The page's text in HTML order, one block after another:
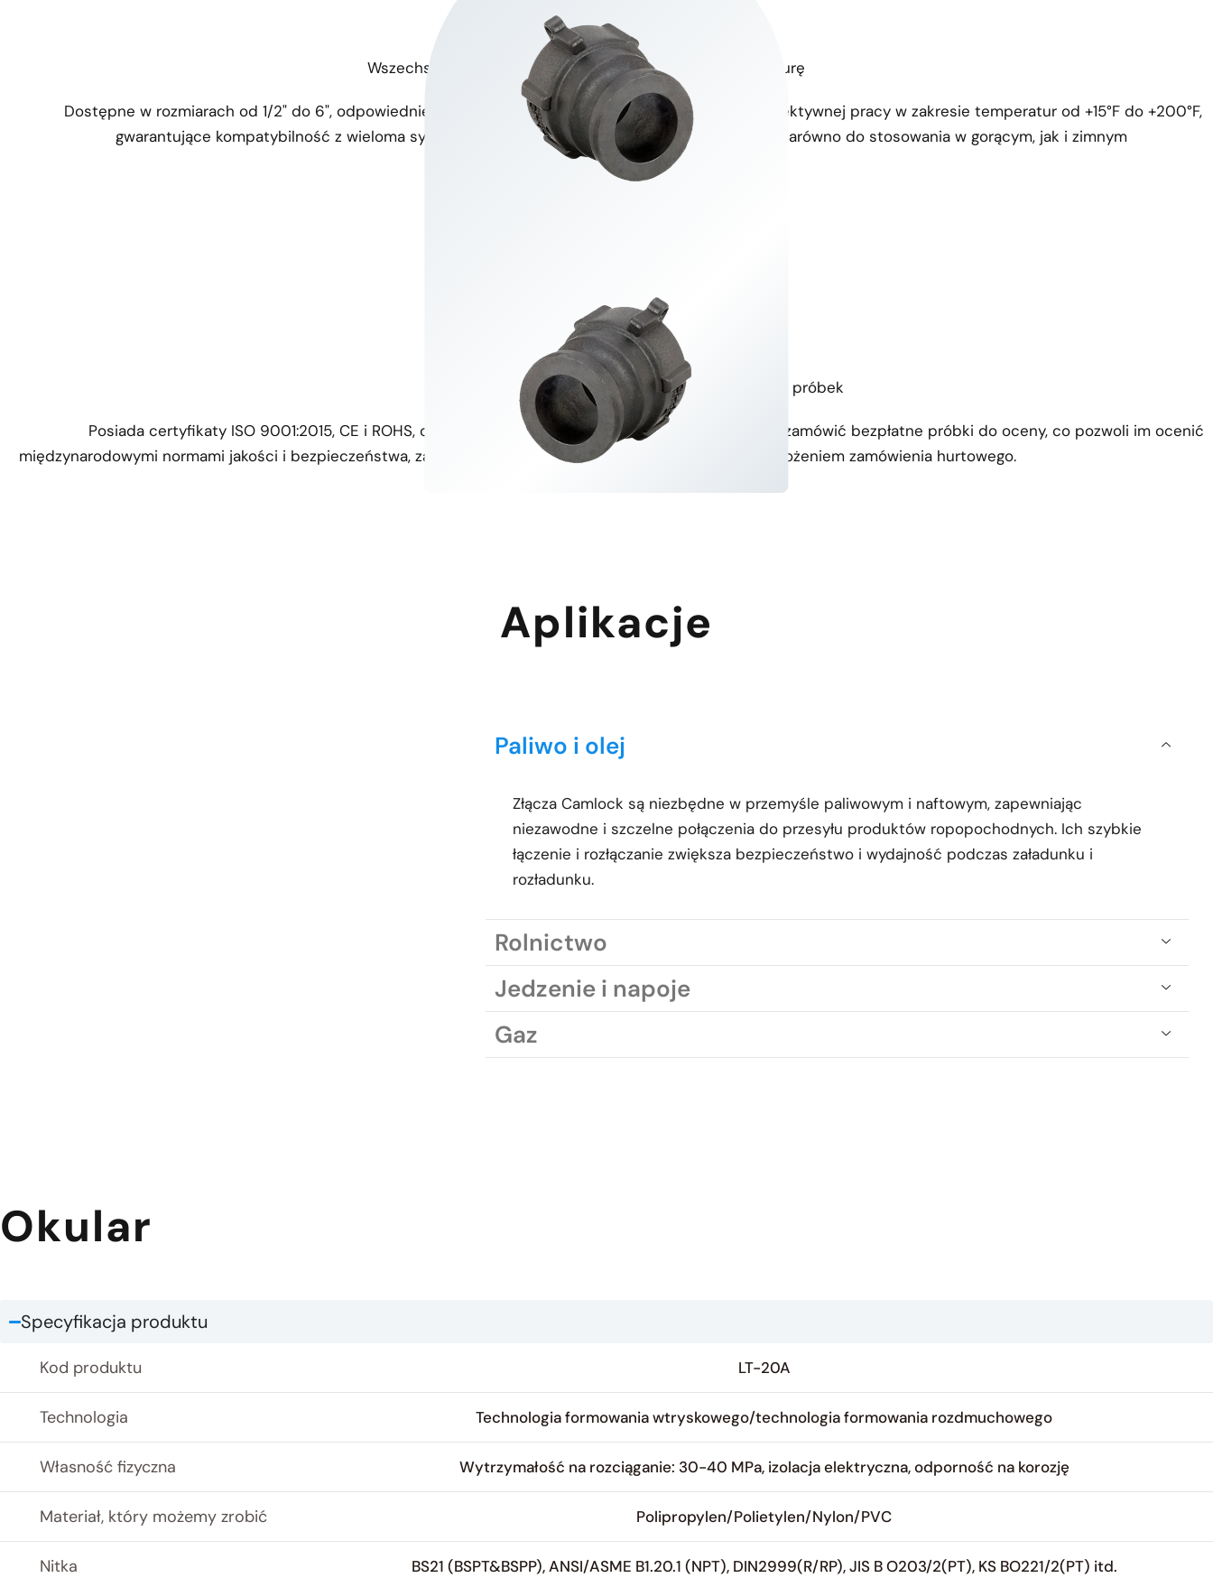
Wszechstronny zakres rozmiarów
Dostępne w rozmiarach od 1/2" do 6", odpowiednie do różnych zastosowań,
gwarantujące kompatybilność z wieloma systemami i konfiguracjami.
Odporność na temperaturę
Zaprojektowano je do efektywnej pracy w zakresie temperatur od +15°F do +200°F,
dzięki czemu nadają się zarówno do stosowania w gorącym, jak i zimnym
środowisku.
Solidne certyfikaty
Posiada certyfikaty ISO 9001:2015, CE i ROHS, co gwarantuje zgodność z
międzynarodowymi normami jakości i bezpieczeństwa, zapewniając spokój ducha.
Dostępność bezpłatnych próbek
Potencjalni klienci mogą zamówić bezpłatne próbki do oceny, co pozwoli im ocenić
jakość produktu przed złożeniem zamówienia hurtowego.
Aplikacje
Paliwo i olej
Złącza Camlock są niezbędne w przemyśle paliwowym i naftowym, zapewniając
niezawodne i szczelne połączenia do przesyłu produktów ropopochodnych. Ich szybkie
łączenie i rozłączanie zwiększa bezpieczeństwo i wydajność podczas załadunku i
rozładunku.
Rolnictwo
Jedzenie i napoje
Gaz
Okular
Specyfikacja produktu
Kod produktu LT-20A
Technologia Technologia formowania wtryskowego/technologia formowania rozdmuchowego
Własność fizyczna Wytrzymałość na rozciąganie: 30-40 MPa, izolacja elektryczna, odporność na korozję
Materiał, który możemy zrobić Polipropylen/Polietylen/Nylon/PVC
Nitka BS21 (BSPT&BSPP), ANSI/ASME B1.20.1 (NPT), DIN2999(R/RP), JIS B O203/2(PT), KS BO221/2(PT) itd.